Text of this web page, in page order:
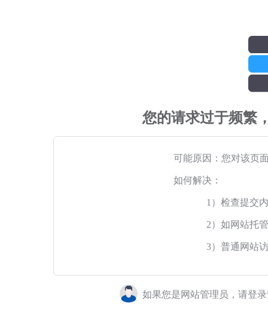
您的请求过于频繁
可能原因：您对该页
如何解决：
1）检查提交
2）如网站托
3）普通网站
如果您是网站管理员，请登